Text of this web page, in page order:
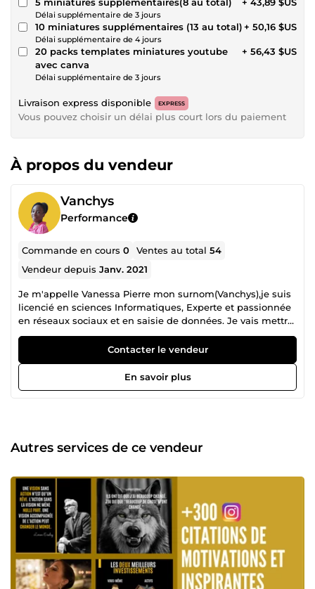
Délai supplémentaire de 3 jours
10 miniatures supplémentaires (13 au total)
Délai supplémentaire de 4 jours
+ 50,16 $US
20 packs templates miniatures youtube
avec canva
Délai supplémentaire de 3 jours
+ 56,43 $US
Livraison express disponible EXPRESS
Vous pouvez choisir un délai plus court lors du paiement
À propos du vendeur
Vanchys
Performance
Commande en cours0 Ventes au total54
Vendeur depuisJanv. 2021
Je m'appelle Vanessa Pierre mon surnom(Vanchys),je suis
licencié en sciences Informatiques, Experte et passionnée
en réseaux sociaux et en saisie de données. Je vais mettre
mon expérience, mes capacités et mes savoir faire à votre
profit pour vous aider dans votre business. Ma priorité c'est
de vous satisfaire. Donc je suis la pour vous aider! &quot;Si
vous avez des questions envoyez moi un message je vous
répondrais avec plaisir.”
Contacter le vendeur
En savoir plus
Autres services de ce vendeur